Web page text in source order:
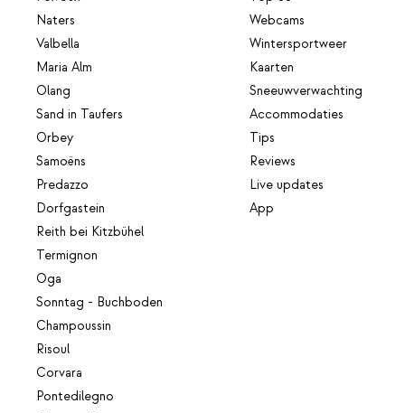
Naters
Valbella
Maria Alm
Olang
Sand in Taufers
Orbey
Samoëns
Predazzo
Dorfgastein
Reith bei Kitzbühel
Termignon
Oga
Sonntag - Buchboden
Champoussin
Risoul
Corvara
Pontedilegno
Webcams
Wintersportweer
Kaarten
Sneeuwverwachting
Accommodaties
Tips
Reviews
Live updates
App